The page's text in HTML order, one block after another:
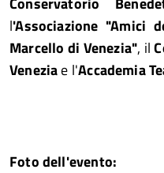
l'Associazione "Amici
Marcello di Venezia", il
Veneziae l'Accademia
Foto dell'evento: